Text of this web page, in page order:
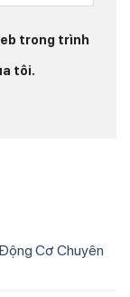
trong trình
tôi.
Cơ Chuyên